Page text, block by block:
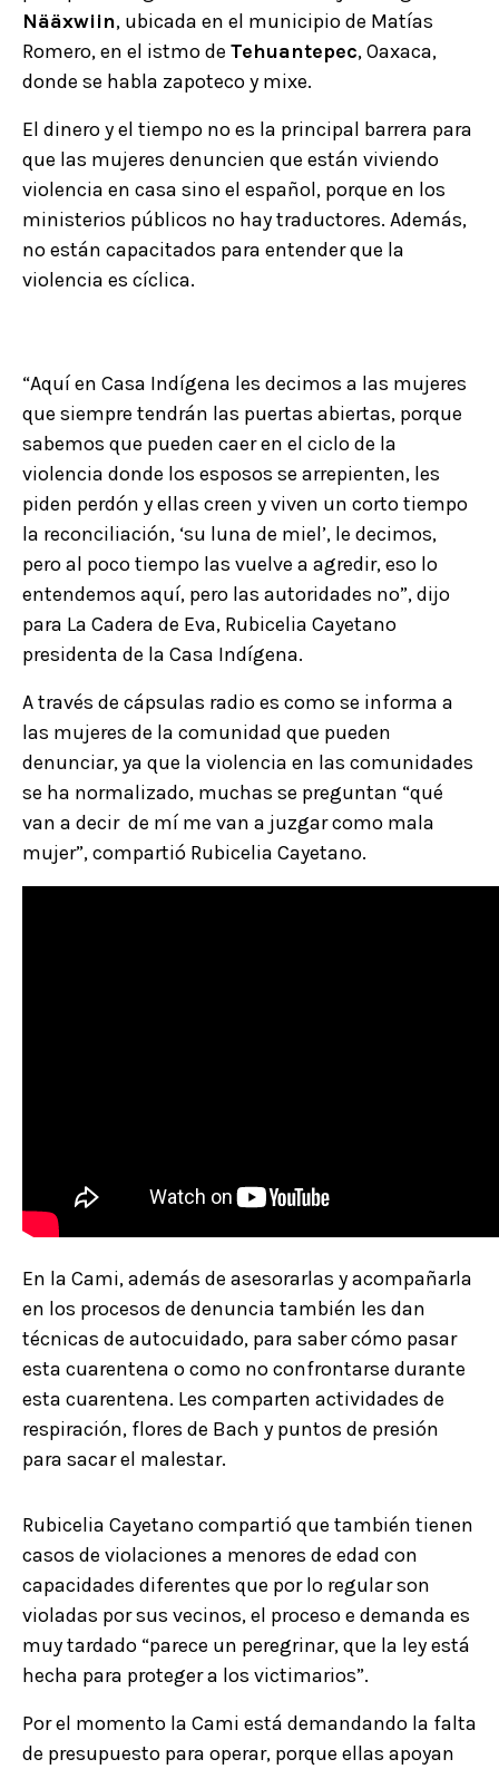
Nääxwiin, ubicada en el municipio de Matías
Romero, en el istmo de Tehuantepec, Oaxaca,
donde se habla zapoteco y mixe.
El dinero y el tiempo no es la principal barrera para
que las mujeres denuncien que están viviendo
violencia en casa sino el español, porque en los
ministerios públicos no hay traductores. Además,
no están capacitados para entender que la
violencia es cíclica.
“Aquí en Casa Indígena les decimos a las mujeres
que siempre tendrán las puertas abiertas, porque
sabemos que pueden caer en el ciclo de la
violencia donde los esposos se arrepienten, les
piden perdón y ellas creen y viven un corto tiempo
la reconciliación, ‘su luna de miel’, le decimos,
pero al poco tiempo las vuelve a agredir, eso lo
entendemos aquí, pero las autoridades no”, dijo
para La Cadera de Eva, Rubicelia Cayetano
presidenta de la Casa Indígena.
A través de cápsulas radio es como se informa a
las mujeres de la comunidad que pueden
denunciar, ya que la violencia en las comunidades
se ha normalizado, muchas se preguntan “qué
van a decir de mí me van a juzgar como mala
mujer”, compartió Rubicelia Cayetano.
En la Cami, además de asesorarlas y acompañarla
en los procesos de denuncia también les dan
técnicas de autocuidado, para saber cómo pasar
esta cuarentena o como no confrontarse durante
esta cuarentena. Les comparten actividades de
respiración, flores de Bach y puntos de presión
para sacar el malestar.
Rubicelia Cayetano compartió que también tienen
casos de violaciones a menores de edad con
capacidades diferentes que por lo regular son
violadas por sus vecinos, el proceso e demanda es
muy tardado “parece un peregrinar, que la ley está
hecha para proteger a los victimarios”.
Por el momento la Cami está demandando la falta
de presupuesto para operar, porque ellas apoyan